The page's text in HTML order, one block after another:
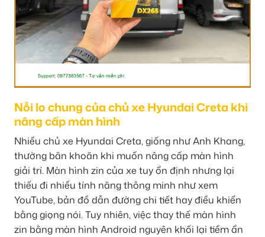
Nỗi lo chung của chủ xe Hyundai Creta khi
nâng cấp màn hình
Nhiều chủ xe Hyundai Creta, giống như Anh Khang,
thường băn khoăn khi muốn nâng cấp màn hình
giải trí. Màn hình zin của xe tuy ổn định nhưng lại
thiếu đi nhiều tính năng thông minh như xem
YouTube, bản đồ dẫn đường chi tiết hay điều khiển
bằng giọng nói. Tuy nhiên, việc thay thế màn hình
zin bằng màn hình Android nguyên khối lại tiềm ẩn